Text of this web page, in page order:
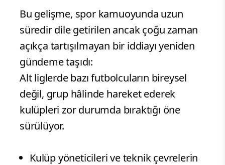
Bu gelişme, spor kamuoyunda uzun
süredir dile getirilen ancak çoğu zaman
açıkça tartışılmayan bir iddiayı yeniden
gündeme taşıdı:
Alt liglerde bazı futbolcuların bireysel
değil, grup hâlinde hareket ederek
kulüpleri zor durumda bıraktığı öne
sürülüyor.
Kulüp yöneticileri ve teknik çevrelerin